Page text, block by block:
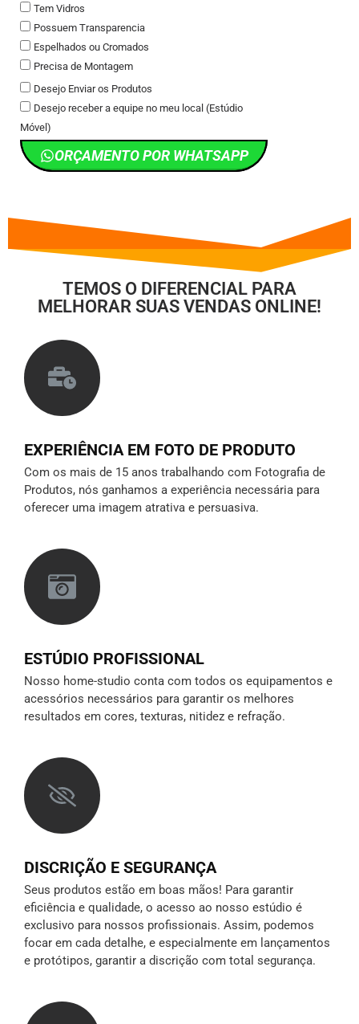
Tem Vidros
Possuem Transparencia
Espelhados ou Cromados
Precisa de Montagem
Desejo Enviar os Produtos
Desejo receber a equipe no meu local (Estúdio
Móvel)
ORÇAMENTO POR WHATSAPP
TEMOS O DIFERENCIAL PARA
MELHORAR SUAS VENDAS ONLINE!
EXPERIÊNCIA EM FOTO DE PRODUTO
Com os mais de 15 anos trabalhando com Fotografia de
Produtos, nós ganhamos a experiência necessária para
oferecer uma imagem atrativa e persuasiva.
ESTÚDIO PROFISSIONAL
Nosso home-studio conta com todos os equipamentos e
acessórios necessários para garantir os melhores
resultados em cores, texturas, nitidez e refração.
DISCRIÇÃO E SEGURANÇA
Seus produtos estão em boas mãos! Para garantir
eficiência e qualidade, o acesso ao nosso estúdio é
exclusivo para nossos profissionais. Assim, podemos
focar em cada detalhe, e especialmente em lançamentos
e protótipos, garantir a discrição com total segurança.